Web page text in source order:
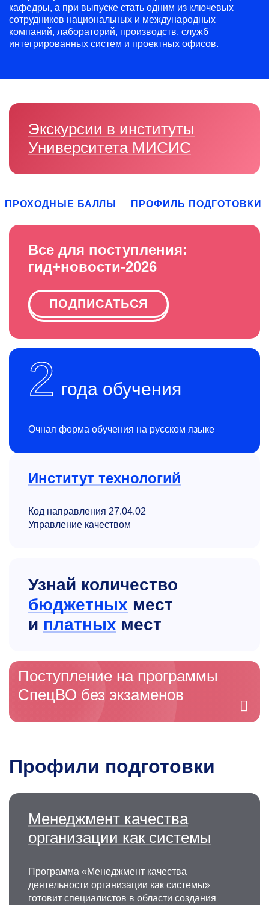
кафедры, а при выпуске стать одним из ключевых
сотрудников национальных и международных
компаний, лабораторий, производств, служб
интегрированных систем и проектных офисов.
Экскурсии в институты
Университета МИСИС
ПРОХОДНЫЕ БАЛЛЫ ПРОФИЛЬ ПОДГОТОВКИ
Все для поступления:
гид+новости-2026
ПОДПИСАТЬСЯ
2 года обучения
Очная форма обучения на русском языке
Институт технологий
Код направления 27.04.02
Управление качеством
Узнай количество
бюджетных мест
и платных мест
Поступление на программы
СпецВО без экзаменов
Профили подготовки
Менеджмент качества
организации как системы
Программа «Менеджмент качества
деятельности организации как системы»
готовит специалистов в области создания